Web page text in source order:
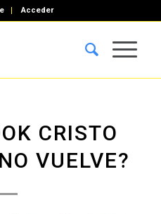
Acceder
CRISTO
VUELVE?